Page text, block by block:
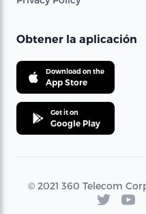
Obtener la aplicación
Download on the
App Store
Get it on
Google Play
© 2021 360 Telecom